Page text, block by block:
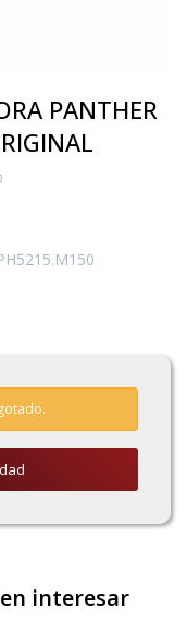
PANTHER
interesar